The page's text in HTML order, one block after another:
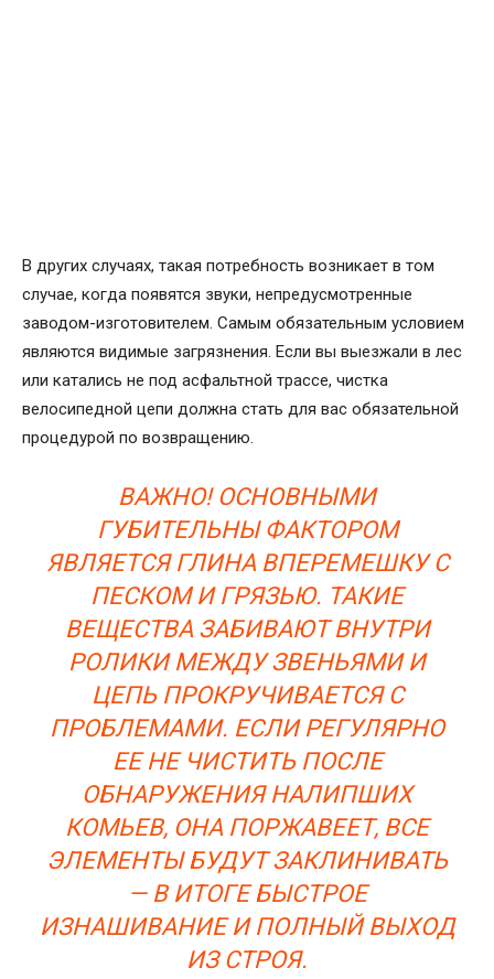
В других случаях, такая потребность возникает в том
случае, когда появятся звуки, непредусмотренные
заводом-изготовителем. Самым обязательным условием
являются видимые загрязнения. Если вы выезжали в лес
или катались не под асфальтной трассе, чистка
велосипедной цепи должна стать для вас обязательной
процедурой по возвращению.
ВАЖНО! ОСНОВНЫМИ
ГУБИТЕЛЬНЫ ФАКТОРОМ
ЯВЛЯЕТСЯ ГЛИНА ВПЕРЕМЕШКУ С
ПЕСКОМ И ГРЯЗЬЮ. ТАКИЕ
ВЕЩЕСТВА ЗАБИВАЮТ ВНУТРИ
РОЛИКИ МЕЖДУ ЗВЕНЬЯМИ И
ЦЕПЬ ПРОКРУЧИВАЕТСЯ С
ПРОБЛЕМАМИ. ЕСЛИ РЕГУЛЯРНО
ЕЕ НЕ ЧИСТИТЬ ПОСЛЕ
ОБНАРУЖЕНИЯ НАЛИПШИХ
КОМЬЕВ, ОНА ПОРЖАВЕЕТ, ВСЕ
ЭЛЕМЕНТЫ БУДУТ ЗАКЛИНИВАТЬ
— В ИТОГЕ БЫСТРОЕ
ИЗНАШИВАНИЕ И ПОЛНЫЙ ВЫХОД
ИЗ СТРОЯ.